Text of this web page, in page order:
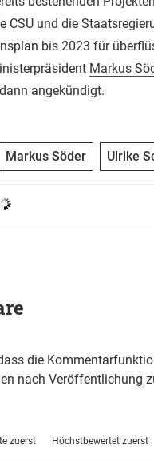
CSU und die
bis 2023 für
Markus
angekündigt.
Markus Söder Ulrike
die
nach Veröffentlichung
zuerst Höchstbewertet zuerst